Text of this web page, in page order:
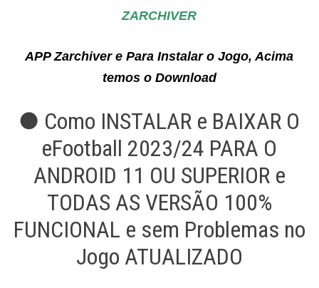
ZARCHIVER
APP Zarchiver e Para Instalar o Jogo, Acima
temos o Download
● Como INSTALAR e BAIXAR O
eFootball 2023/24 PARA O
ANDROID 11 OU SUPERIOR e
TODAS AS VERSÃO 100%
FUNCIONAL e sem Problemas no
Jogo ATUALIZADO